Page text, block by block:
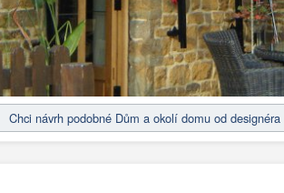
Chci návrh podobné Dům a okolí domu od designéra